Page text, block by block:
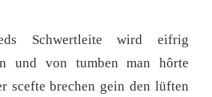
Schwertleite wird eifrig
und von tumben man hôrte
scefte brechen gein den lüften